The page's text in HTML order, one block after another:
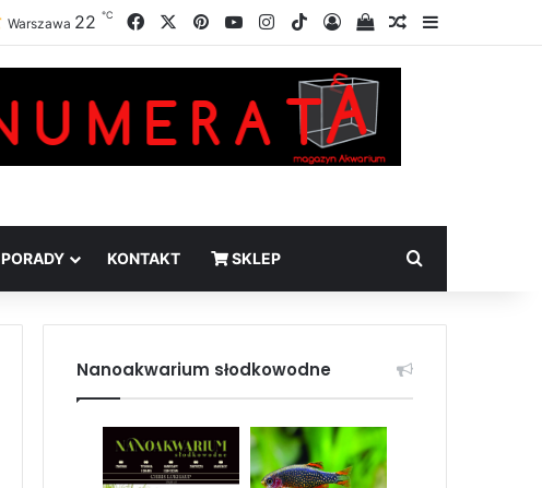
Warszawa 22 ℃ FacebookPinterestYouTubeInstagram
TikTokZalogujSprawdź swój
Losowy artykuł
Sidebar
PORADY KONTAKT SKLEP Szukaj
Nanoakwarium słodkowodne